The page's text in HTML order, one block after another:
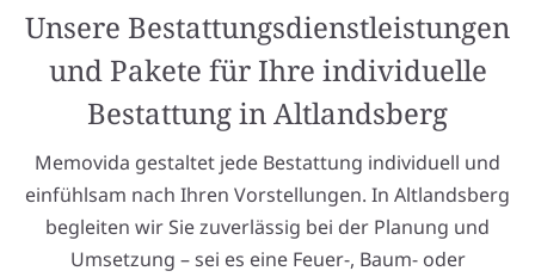
Unsere Bestattungsdienstleistungen
und Pakete für Ihre individuelle
Bestattung in Altlandsberg
Memovida gestaltet jede Bestattung individuell und
einfühlsam nach Ihren Vorstellungen. In Altlandsberg
begleiten wir Sie zuverlässig bei der Planung und
Umsetzung – sei es eine Feuer-, Baum- oder